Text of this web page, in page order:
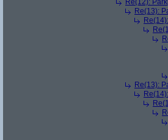
Re(12):
Re(13):
Re(13):